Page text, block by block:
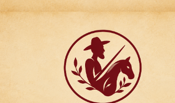
Articulos para Regalo Torfer.